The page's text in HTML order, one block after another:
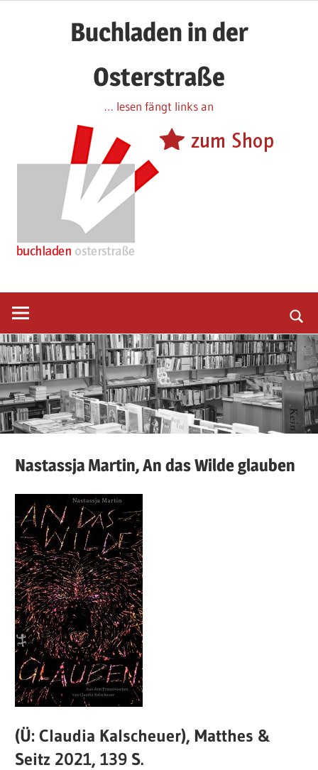
Buchladen in der
Osterstraße
… lesen fängt links an
NastassjaMartin,An das Wilde glauben
(Ü: Claudia Kalscheuer), Matthes &
Seitz 2021, 139 S.